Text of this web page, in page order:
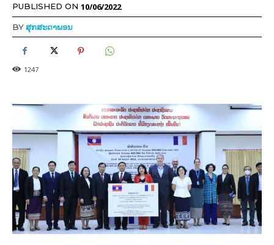
PUBLISHED ON 10/06/2022
BYສຸກສະດາພອນ
1247